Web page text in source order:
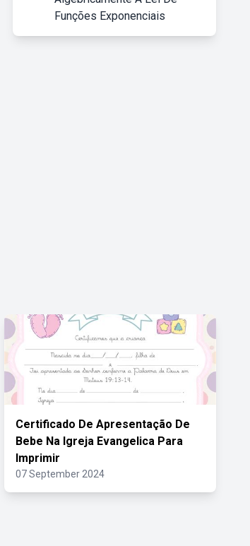
Funções Exponenciais
Certificado De Apresentação De
Bebe Na Igreja Evangelica Para
Imprimir
07 September 2024